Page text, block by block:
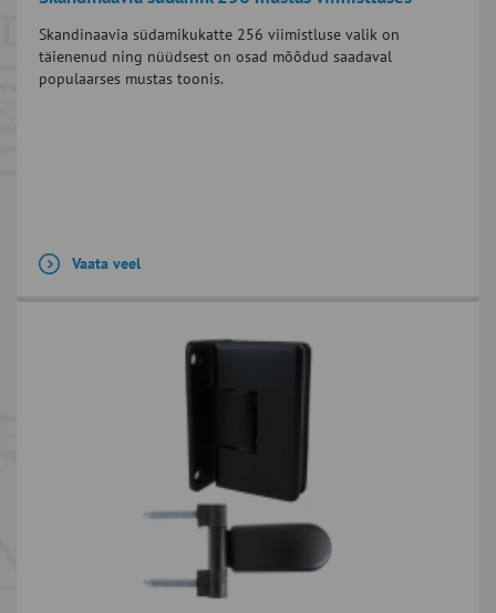
Skandinaavia südamikukatte 256 viimistluse valik on
täienenud ning nüüdsest on osad mõõdud saadaval
populaarses mustas toonis.
Vaata veel